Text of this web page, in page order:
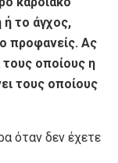
το άγχος,
προφανείς. Ας
οποίους η
τους οποίους